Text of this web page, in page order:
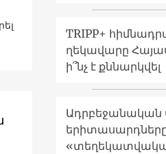
TRIPP+
ղեկավարը
ի՞նչ է քննարկվել
Ադրբեջանական